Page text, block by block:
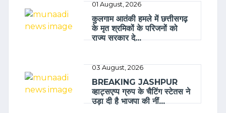
01 August, 2026
कुलगाम आतंकी हमले में छत्तीसगढ़
के मृत श्रमिकों के परिजनों को
राज्य सरकार दे...
03 August, 2026
BREAKING JASHPUR
व्हाट्सएप्प ग्रुप के चैटिंग स्टेतस ने
उड़ा दी है भाजपा की नीं...